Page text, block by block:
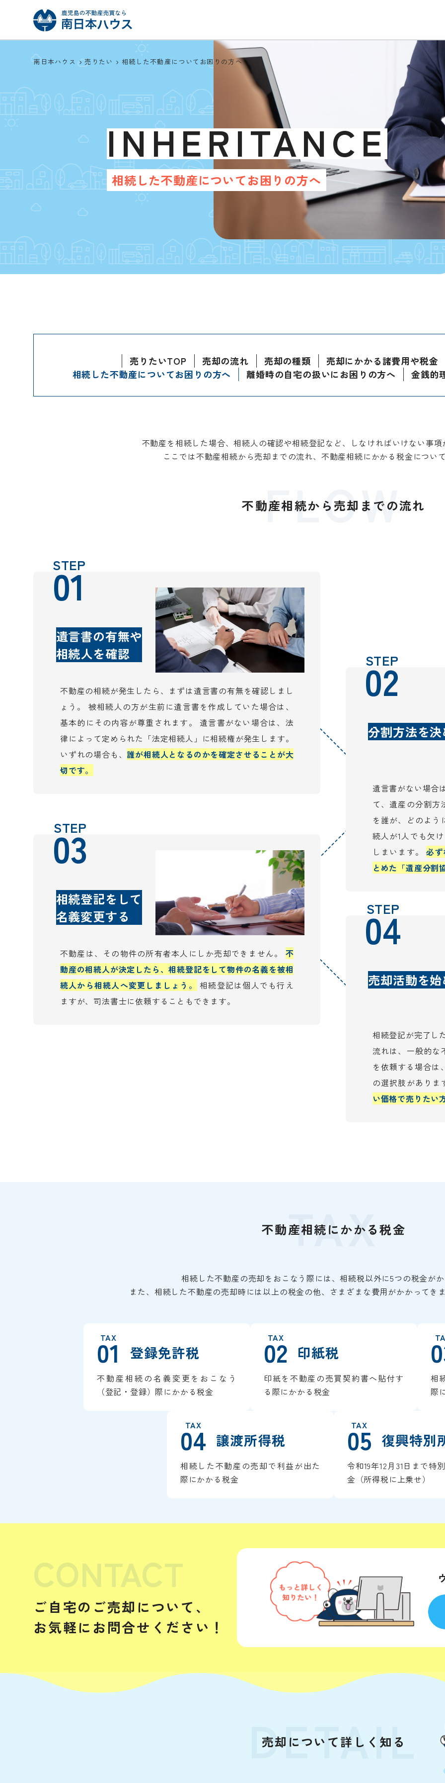
南日本ハウス 売りたい 相続した不動産についてお困りの方へ
INHERITANCE
相続した不動産についてお困りの方へ
売りたいTOP 売却の流れ 売却の種類 売却にかかる諸費用や税金
相続した不動産についてお困りの方へ
離婚時の自宅の扱いにお困りの方へ 金銭的
不動産を相続した場合、相続人の確認や相続登記など、しなければいけない事項
ここでは不動産相続から売却までの流れ、不動産相続にかかる税金につい
FLOW
不動産相続から売却までの流れ
STEP
01
遺言書の有無や
相続人を確認
不動産の相続が発生したら、まずは遺言書の有無を確認しまし
ょう。 被相続人の方が生前に遺言書を作成していた場合は、
基本的にその内容が尊重されます。 遺言書がない場合は、法
律によって定められた「法定相続人」に相続権が発生します。
いずれの場合も、 誰が相続人となるのかを確定させることが大
切です。
STEP
02
分割方法を決
遺言書がない場合
て、遺産の分割方
を誰が、どのよう
続人が1人でも欠
しまいます。必
とめた「遺産分割
STEP
03
相続登記をして
名義変更する
不動産は、その物件の所有者本人にしか売却できません。 不
動産の相続人が決定したら、相続登記をして物件の名義を被相
続人から相続人へ変更しましょう。
相続登記は個人でも行え
ますが、司法書士に依頼することもできます。
STEP
04
売却活動を始
相続登記が完了し
流れは、一般的な
を依頼する場合は
の選択肢があり
い価格で売りたい
TAX
不動産相続にかかる税金
相続した不動産の売却をおこなう際には、相続税以外に5つの税金がか
また、相続した不動産の売却時には以上の税金の他、さまざまな費用がかかってき
TAX
01 登録免許税
不動産相続の名義変更をおこなう
（登記・登録）際にかかる税金
TAX
02 印紙税
印紙を不動産の売買契約書へ貼付す
る際にかかる税金
相
際
TAX
04 譲渡所得税
相続した不動産の売却で利益が出た
際にかかる税金
TAX
05 復興特別
令和19年12月31日まで特
金（所得税に上乗せ）
ご自宅のご売却について、
お気軽にお問合せください！
CONTACT
DETAIL
売却について詳しく知る